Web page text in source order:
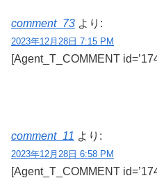
comment_73 より:
2023年12月28日 7:15 PM
[Agent_T_COMMENT
comment_11 より:
2023年12月28日 6:58 PM
[Agent_T_COMMENT